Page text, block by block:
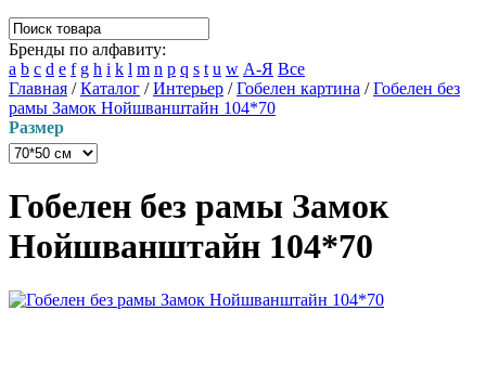
Бренды по алфавиту:
a b c d e f g h i k l m n p q s t u w А-Я Все
Главная /Каталог /Интерьер /Гобелен картина /Гобелен без
рамы Замок Нойшванштайн 104*70
Размер
Гобелен без рамы Замок
Нойшванштайн 104*70